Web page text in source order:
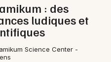
: des
ludiques et
Science Center -